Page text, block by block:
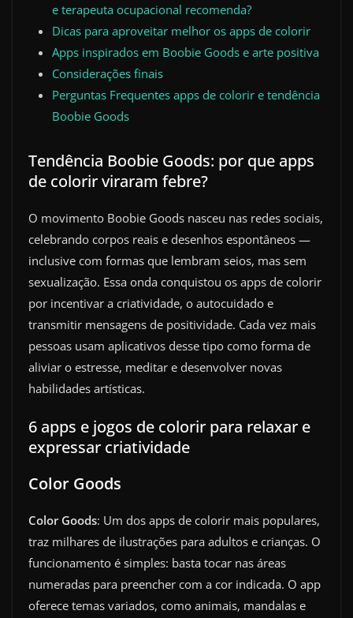
e terapeuta ocupacional recomenda?
Dicas para aproveitar melhor os apps de colorir
Apps inspirados em Boobie Goods e arte positiva
Considerações finais
Perguntas Frequentes apps de colorir e tendência
Boobie Goods
Tendência Boobie Goods: por que apps
de colorir viraram febre?
O movimento Boobie Goods nasceu nas redes sociais,
celebrando corpos reais e desenhos espontâneos —
inclusive com formas que lembram seios, mas sem
sexualização. Essa onda conquistou os apps de colorir
por incentivar a criatividade, o autocuidado e
transmitir mensagens de positividade. Cada vez mais
pessoas usam aplicativos desse tipo como forma de
aliviar o estresse, meditar e desenvolver novas
habilidades artísticas.
6 apps e jogos de colorir para relaxar e
expressar criatividade
Color Goods
Color Goods: Um dos apps de colorir mais populares,
traz milhares de ilustrações para adultos e crianças. O
funcionamento é simples: basta tocar nas áreas
numeradas para preencher com a cor indicada. O app
oferece temas variados, como animais, mandalas e